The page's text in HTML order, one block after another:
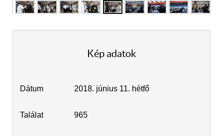
Kép adatok
Dátum 2018. június 11. hétfő
Találat 965